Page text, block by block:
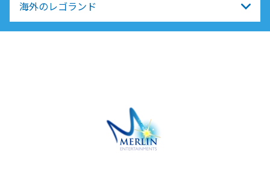
海外のレゴランド